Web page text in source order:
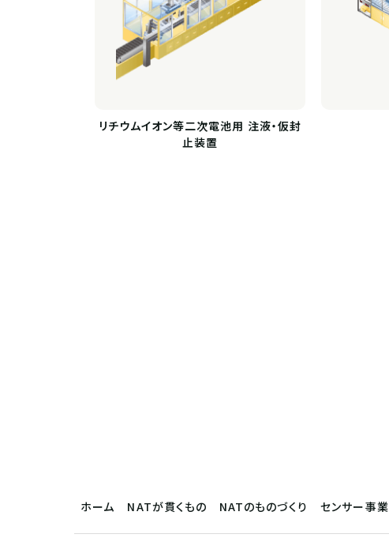
リチウムイオン等二次電池用 注液・仮封
止装置
ホーム NATが貫くもの NATのものづくり センサー事業